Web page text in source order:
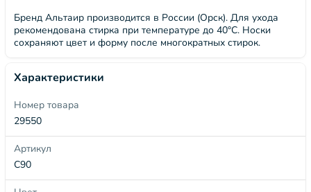
Бренд Альтаир производится в России (Орск). Для ухода
рекомендована стирка при температуре до 40°C. Носки
сохраняют цвет и форму после многократных стирок.
Характеристики
Номер товара
29550
Артикул
С90